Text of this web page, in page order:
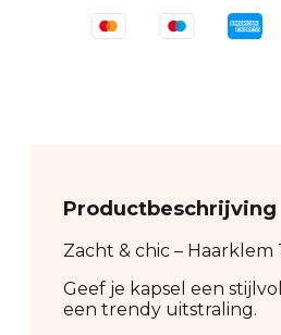
Productbeschrijving
Zacht & chic –
Geef je kapsel een
een trendy uitstraling.